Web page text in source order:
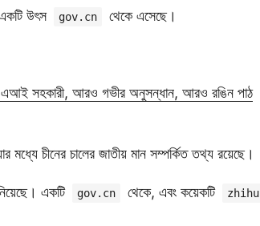
উৎস gov.cn থেকে এসেছে।
এআই সহকারী, আরও গভীর অনুসন্ধান, আরও রঙিন পাঠ
মধ্যে চীনের চালের জাতীয় মান সম্পর্কিত তথ্য রয়েছে।
একটি gov.cn থেকে, এবং কয়েকটি zhihu